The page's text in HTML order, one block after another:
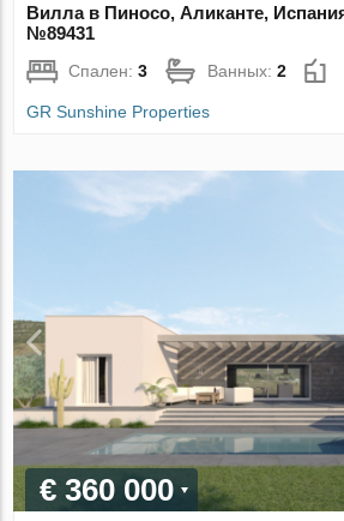
Вилла в Пиносо, Аликанте,
№89431
Спален:3 Ванных:2
GR Sunshine Properties
€ 360 000